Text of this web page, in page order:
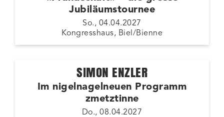
Jubiläumstournee
So., 04.04.2027
Kongresshaus, Biel/Bienne
SIMON ENZLER
Im nigelnagelneuen Programm
zmetztinne
Do., 08.04.2027